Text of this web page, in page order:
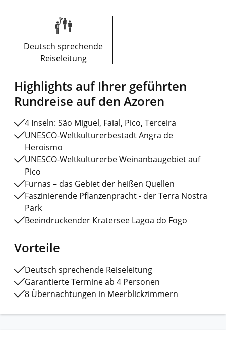
Deutsch sprechende
Reiseleitung
Highlights auf Ihrer geführten
Rundreise auf den Azoren
4 Inseln: São Miguel, Faial, Pico, Terceira
UNESCO-Weltkulturerbestadt Angra de
Heroismo
UNESCO-Weltkulturerbe Weinanbaugebiet auf
Pico
Furnas – das Gebiet der heißen Quellen
Faszinierende Pflanzenpracht - der Terra Nostra
Park
Beeindruckender Kratersee Lagoa do Fogo
Vorteile
Deutsch sprechende Reiseleitung
Garantierte Termine ab 4 Personen
8 Übernachtungen in Meerblickzimmern